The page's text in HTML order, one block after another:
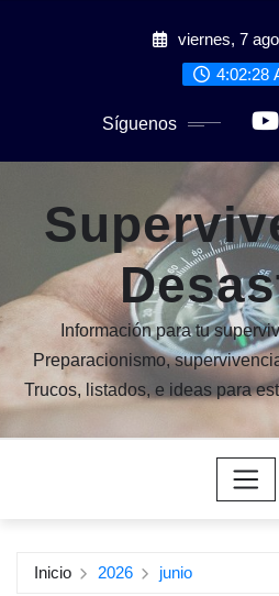
viernes, 7
4:02:30
Síguenos
Información para tu
Preparacionismo,
Trucos, listados, e ideas para
Inicio 2026 junio